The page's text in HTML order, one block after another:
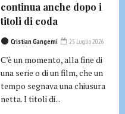
continua anche dopo i
titoli di coda
Cristian Gangemi 25 Luglio 2026
C’è un momento, alla fine di
una serie o di un film, che un
tempo segnava una chiusura
netta. I titoli di...